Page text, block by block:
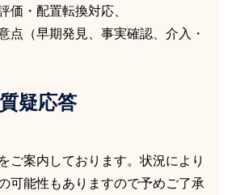
価・配置転換対応、
点（早期発見、事実確認、介入・
疑応答
ご案内しております。状況により
可能性もありますので予めご了承